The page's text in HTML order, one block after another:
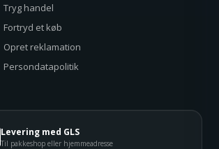
Tryg handel
Fortryd et køb
Opret reklamation
Persondatapolitik
Levering med GLS
Til pakkeshop eller hjemmeadresse